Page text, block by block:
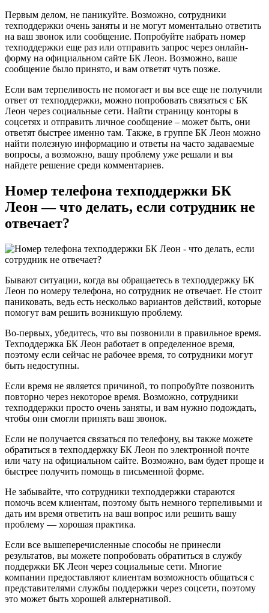
Первым делом, не паникуйте. Возможно, сотрудники
техподдержки очень заняты и не могут моментально ответить
на ваш звонок или сообщение. Попробуйте набрать номер
техподдержки еще раз или отправить запрос через онлайн-
форму на официальном сайте БК Леон. Возможно, ваше
сообщение было принято, и вам ответят чуть позже.
Если вам терпеливость не помогает и вы все еще не получили
ответ от техподдержки, можно попробовать связаться с БК
Леон через социальные сети. Найти страницу конторы в
соцсетях и отправить личное сообщение – может быть, они
ответят быстрее именно там. Также, в группе БК Леон можно
найти полезную информацию и ответы на часто задаваемые
вопросы, а возможно, вашу проблему уже решали и вы
найдете решение среди комментариев.
Номер телефона техподдержки БК
Леон — что делать, если сотрудник не
отвечает?
Бывают ситуации, когда вы обращаетесь в техподдержку БК
Леон по номеру телефона, но сотрудник не отвечает. Не стоит
паниковать, ведь есть несколько вариантов действий, которые
помогут вам решить возникшую проблему.
Во-первых, убедитесь, что вы позвонили в правильное время.
Техподдержка БК Леон работает в определенное время,
поэтому если сейчас не рабочее время, то сотрудники могут
быть недоступны.
Если время не является причиной, то попробуйте позвонить
повторно через некоторое время. Возможно, сотрудники
техподдержки просто очень заняты, и вам нужно подождать,
чтобы они смогли принять ваш звонок.
Если не получается связаться по телефону, вы также можете
обратиться в техподдержку БК Леон по электронной почте
или чату на официальном сайте. Возможно, вам будет проще и
быстрее получить помощь в письменной форме.
Не забывайте, что сотрудники техподдержки стараются
помочь всем клиентам, поэтому быть немного терпеливыми и
дать им время ответить на ваш вопрос или решить вашу
проблему — хорошая практика.
Если все вышеперечисленные способы не принесли
результатов, вы можете попробовать обратиться в службу
поддержки БК Леон через социальные сети. Многие
компании предоставляют клиентам возможность общаться с
представителями службы поддержки через соцсети, поэтому
это может быть хорошей альтернативой.